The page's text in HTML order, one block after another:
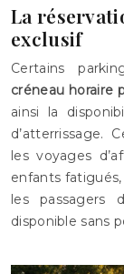
La
exclusif
Certains
créneau horaire
ainsi la
d’atterrissage.
les voyages
enfants fatigués,
les passagers
disponible sans